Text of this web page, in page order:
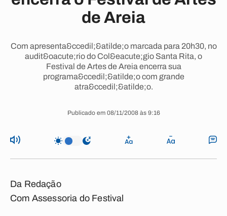
de Areia
Com apresenta&ccedil;&atilde;o marcada para 20h30, no
audit&oacute;rio do Col&eacute;gio Santa Rita, o
Festival de Artes de Areia encerra sua
programa&ccedil;&atilde;o com grande
atra&ccedil;&atilde;o.
Publicado em 08/11/2008 às 9:16
Da Redação
Com Assessoria do Festival